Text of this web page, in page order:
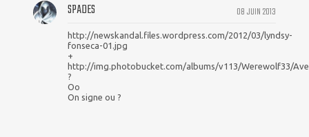
08 JUIN 2013
SPADES
http://newskandal.files.wordpress.com/2012/03/lyndsy-
fonseca-01.jpg
+
http://img.photobucket.com/albums/v113/Werewolf33/
?
Oo
On signe ou ?